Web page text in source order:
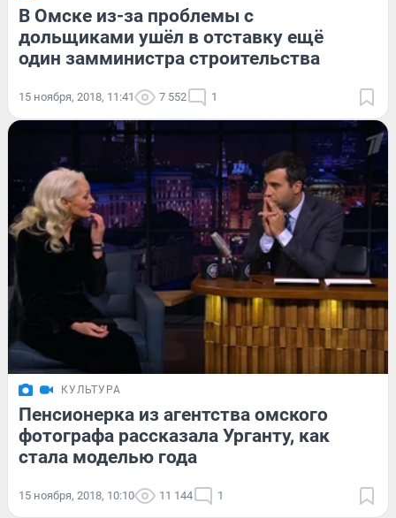
В Омске из-за проблемы с
дольщиками ушёл в отставку ещё
один замминистра строительства
15 ноября, 2018, 11:41 7 552 1
КУЛЬТУРА
Пенсионерка из агентства омского
фотографа рассказала Урганту, как
стала моделью года
15 ноября, 2018, 10:10 11 144 1